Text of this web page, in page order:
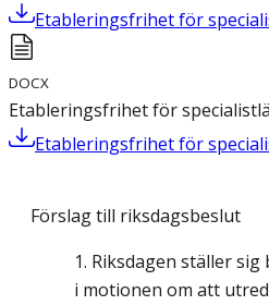
Etableringsfrihet för
DOCX
Etableringsfrihet för
Etableringsfrihet för
Förslag till riksdagsbeslut
Riksdagen ställer
i motionen om att